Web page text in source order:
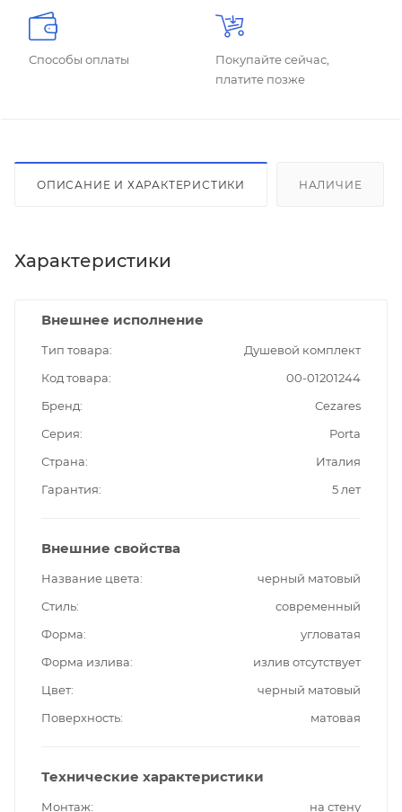
Способы оплаты
Покупайте сейчас,
платите позже
ОПИСАНИЕ И ХАРАКТЕРИСТИКИ НАЛИЧИЕ
Характеристики
Внешнее исполнение
Тип товара
Душевой комплект
Код товара
00-01201244
Бренд
Cezares
Серия
Porta
Страна
Италия
Гарантия
5 лет
Внешние свойства
Название цвета
черный матовый
Стиль
современный
Форма
угловатая
Форма излива
излив отсутствует
Цвет
черный матовый
Поверхность
матовая
Технические характеристики
Монтаж на стену